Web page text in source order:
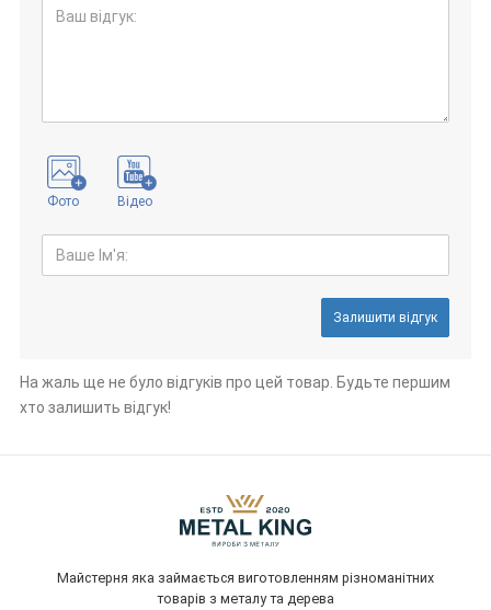
Фото Відео
Залишити відгук
На жаль ще не було відгуків про цей товар. Будьте першим
хто залишить відгук!
Майстерня яка займається виготовленням різноманітних
товарів з металу та дерева